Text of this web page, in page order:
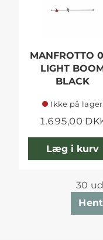
MANFROTTO
LIGHT
BLACK
Ikke på lager
1.695,00
Læg i kurv
30